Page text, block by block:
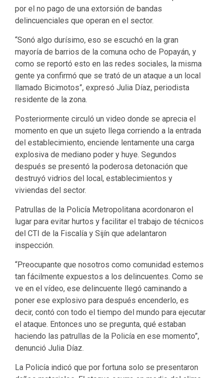
por el no pago de una extorsión de bandas
delincuenciales que operan en el sector.
“Sonó algo durísimo, eso se escuchó en la gran
mayoría de barrios de la comuna ocho de Popayán, y
como se reportó esto en las redes sociales, la misma
gente ya confirmó que se trató de un ataque a un local
llamado Bicimotos”, expresó Julia Díaz, periodista
residente de la zona.
Posteriormente circuló un video donde se aprecia el
momento en que un sujeto llega corriendo a la entrada
del establecimiento, enciende lentamente una carga
explosiva de mediano poder y huye. Segundos
después se presentó la poderosa detonación que
destruyó vidrios del local, establecimientos y
viviendas del sector.
Patrullas de la Policía Metropolitana acordonaron el
lugar para evitar hurtos y facilitar el trabajo de técnicos
del CTI de la Fiscalía y Sijín que adelantaron
inspección.
“Preocupante que nosotros como comunidad estemos
tan fácilmente expuestos a los delincuentes. Como se
ve en el vídeo, ese delincuente llegó caminando a
poner ese explosivo para después encenderlo, es
decir, contó con todo el tiempo del mundo para ejecutar
el ataque. Entonces uno se pregunta, qué estaban
haciendo las patrullas de la Policía en ese momento”,
denunció Julia Díaz.
La Policía indicó que por fortuna solo se presentaron